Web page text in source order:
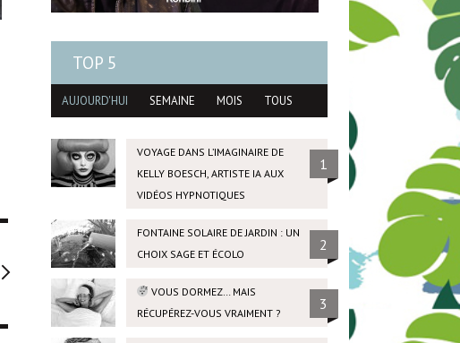
TOP 5
AUJOURD'HUI SEMAINE MOIS TOUS
VOYAGE DANS L’IMAGINAIRE DE
KELLY BOESCH, ARTISTE IA AUX
VIDÉOS HYPNOTIQUES
1
FONTAINE SOLAIRE DE JARDIN : UN
CHOIX SAGE ET ÉCOLO
2
VOUS DORMEZ… MAIS
RÉCUPÉREZ-VOUS VRAIMENT ?
3